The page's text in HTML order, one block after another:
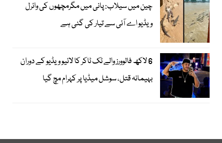
چین میں سیلاب: پانی میں مگرمچھوں کی وائرل
ویڈیو اے آئی سے تیار کی گئی ہے
6 لاکھ فالوورز والے ٹک ٹاکر کا لائیو ویڈیو کے دوران
بہیمانہ قتل، سوشل میڈیا پر کہرام مچ گیا